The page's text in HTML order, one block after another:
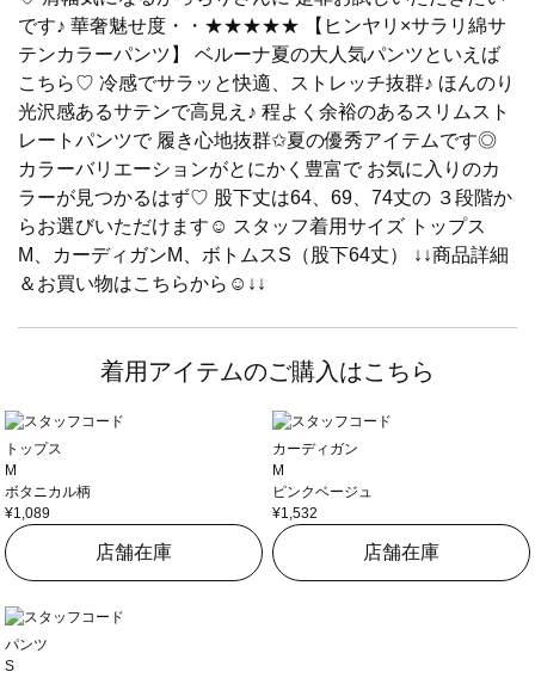
です♪ 華奢魅せ度・・★★★★★ 【ヒンヤリ×サラリ綿サ
テンカラーパンツ】 ベルーナ夏の大人気パンツといえば
こちら♡ 冷感でサラッと快適、ストレッチ抜群♪ ほんのり
光沢感あるサテンで高見え♪ 程よく余裕のあるスリムスト
レートパンツで 履き心地抜群✩︎夏の優秀アイテムです◎
カラーバリエーションがとにかく豊富で お気に入りのカ
ラーが見つかるはず♡ 股下丈は64、69、74丈の ３段階か
らお選びいただけます☺︎︎ スタッフ着用サイズ トップス
M、カーディガンM、ボトムスS（股下64丈） ↓↓商品詳細
＆お買い物はこちらから☺︎︎↓↓
着用アイテムのご購入はこちら
トップス
M
ボタニカル柄
¥1,089
店舗在庫
カーディガン
M
ピンクベージュ
¥1,532
店舗在庫
パンツ
S